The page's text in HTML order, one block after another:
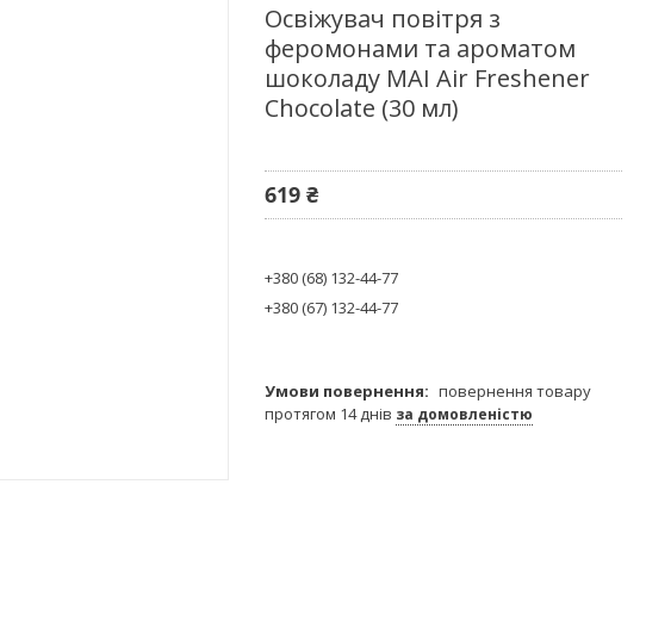
Освіжувач повітря з
феромонами та ароматом
шоколаду MAI Air Freshener
Chocolate (30 мл)
619 ₴
+380 (68) 132-44-77
+380 (67) 132-44-77
повернення товару
протягом 14 днів за домовленістю